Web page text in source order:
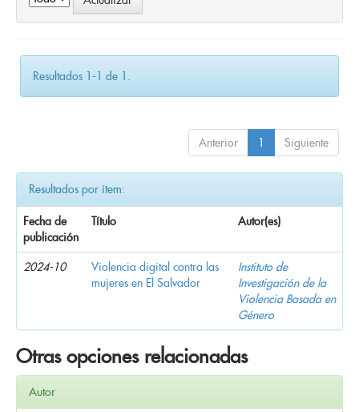
Resultados 1-1 de 1.
Anterior 1 Siguiente
Resultados por ítem:
Fecha de
publicación
Título Autor(es)
2024-10
Violencia digital contra las
mujeres en El Salvador
Instituto de
Investigación de la
Violencia Basada en
Género
Otras opciones relacionadas
Autor